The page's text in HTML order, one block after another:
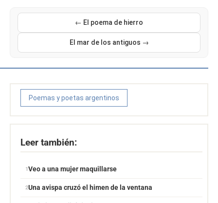
← El poema de hierro
El mar de los antiguos →
Poemas y poetas argentinos
Leer también:
Veo a una mujer maquillarse
Una avispa cruzó el himen de la ventana